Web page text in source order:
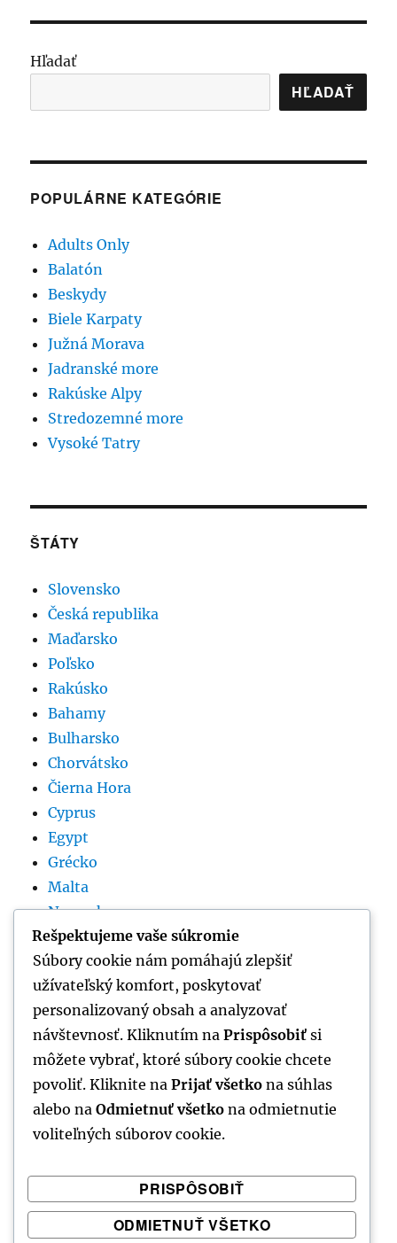
Hľadať
HĽADAŤ
POPULÁRNE KATEGÓRIE
Adults Only
Balatón
Beskydy
Biele Karpaty
Južná Morava
Jadranské more
Rakúske Alpy
Stredozemné more
Vysoké Tatry
ŠTÁTY
Slovensko
Česká republika
Maďarsko
Poľsko
Rakúsko
Bahamy
Bulharsko
Chorvátsko
Čierna Hora
Cyprus
Egypt
Grécko
Malta
Nemecko
Rumunsko
Slovinsko
Španielsko
Srbsko
Taliansko
Thajsko
Tunisko
VŠETKY KATEGÓRIE
Rešpektujeme vaše súkromie
Súbory cookie nám pomáhajú zlepšiť
užívateľský komfort, poskytovať
personalizovaný obsah a analyzovať
návštevnosť. Kliknutím na Prispôsobiť si
môžete vybrať, ktoré súbory cookie chcete
povoliť. Kliknite na Prijať všetko na súhlas
alebo na Odmietnuť všetko na odmietnutie
voliteľných súborov cookie.
PRISPÔSOBIŤ
ODMIETNUŤ VŠETKO